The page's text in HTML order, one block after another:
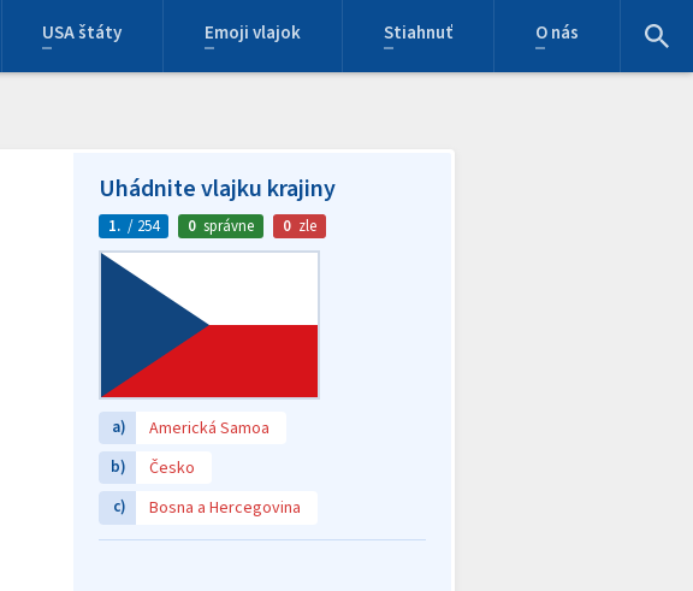
USA štáty Emoji vlajok Stiahnuť O nás
Uhádnite vlajku krajiny
1. / 254 0 správne 0 zle
a) Americká Samoa
b) Česko
c) Bosna a Hercegovina